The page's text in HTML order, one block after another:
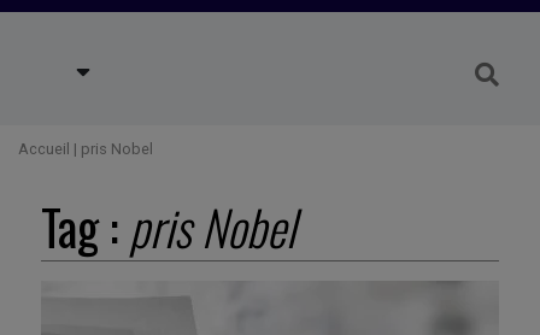
Accueil | pris Nobel
Tag :pris Nobel